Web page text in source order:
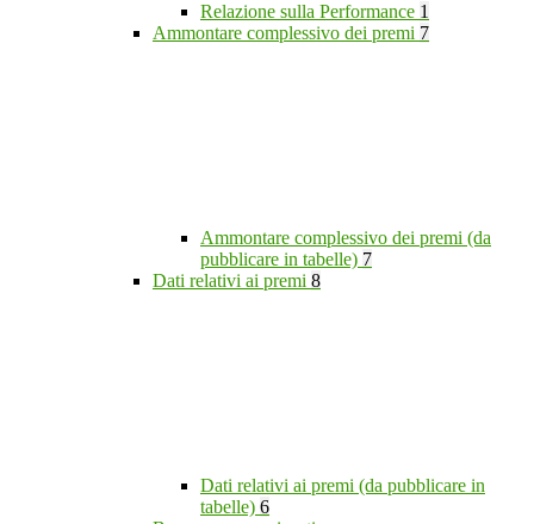
Relazione sulla Performance 1
Ammontare complessivo dei premi 7
Ammontare complessivo dei premi (da
pubblicare in tabelle) 7
Dati relativi ai premi 8
Dati relativi ai premi (da pubblicare in
tabelle) 6